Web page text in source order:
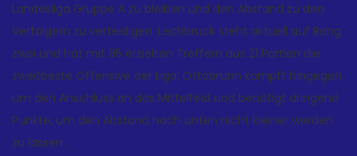
Landesliga Gruppe A zu bleiben und den Abstand zu den
Verfolgern zu verteidigen. Lechbruck steht aktuell auf Rang
zwei und hat mit 95 erzielten Treffern aus 21 Partien die
zweitbeste Offensive der Liga. Ottobrunn kämpft hingegen
um den Anschluss an das Mittelfeld und benötigt dringend
Punkte, um den Abstand nach unten nicht kleiner werden
zu lassen.